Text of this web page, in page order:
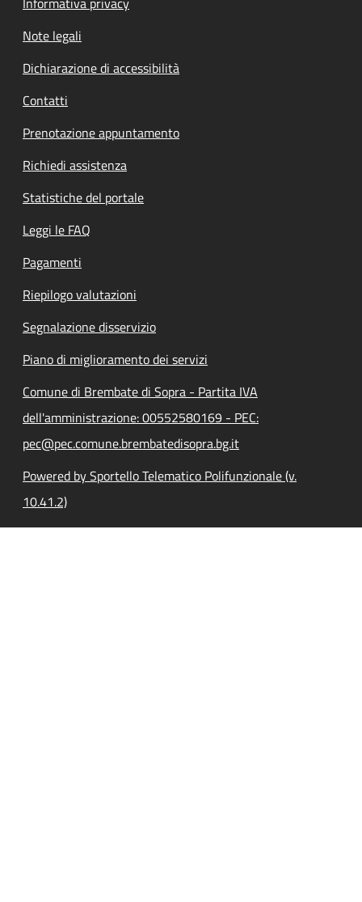
Note legali
Dichiarazione di accessibilità
Contatti
Prenotazione appuntamento
Richiedi assistenza
Statistiche del portale
Leggi le FAQ
Pagamenti
Riepilogo valutazioni
Segnalazione disservizio
Piano di miglioramento dei servizi
Comune di Brembate di Sopra - Partita IVA
dell'amministrazione: 00552580169 - PEC:
pec@pec.comune.brembatedisopra.bg.it
Powered by Sportello Telematico Polifunzionale (v.
10.41.2)